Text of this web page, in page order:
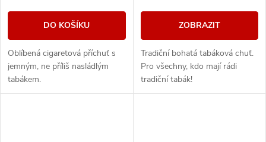
DO KOŠÍKU
Oblíbená cigaretová příchuť s
jemným, ne příliš nasládlým
tabákem.
ZOBRAZIT
Tradiční bohatá tabáková chuť.
Pro všechny, kdo mají rádi
tradiční tabák!